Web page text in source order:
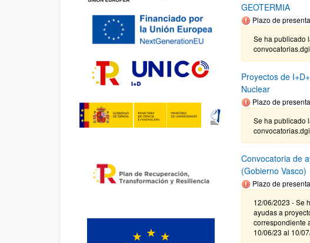
GEOTERMIA
Plazo de
Se ha publicado
Proyectos de
Nuclear
Plazo de
Se ha publicado
Convocatoria de
(Gobierno Vasco)
Plazo de
12/06/2023 - Se
ayudas a
correspondiente
10/06/23 al 10/